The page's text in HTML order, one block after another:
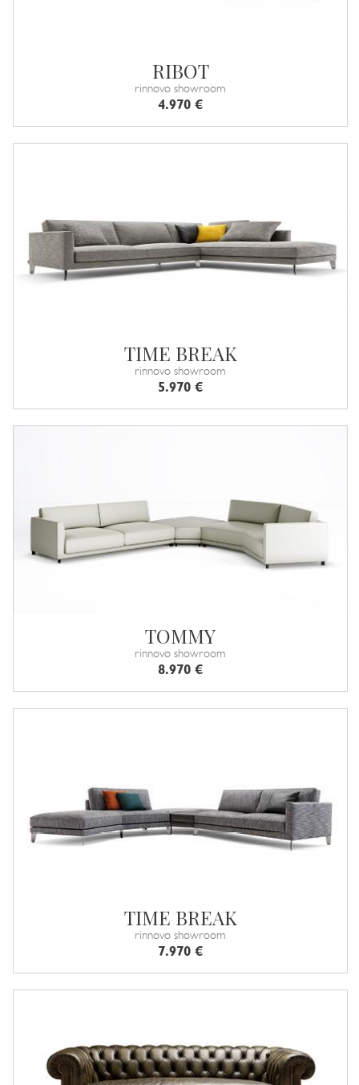
RIBOT
rinnovo showroom
4.970 €
TIME BREAK
rinnovo showroom
5.970 €
TOMMY
rinnovo showroom
8.970 €
TIME BREAK
rinnovo showroom
7.970 €